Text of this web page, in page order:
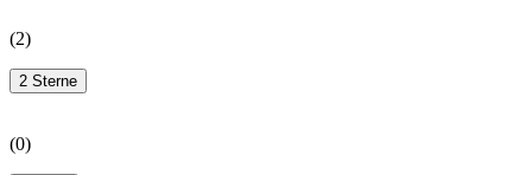
(2)
2 Sterne
(0)